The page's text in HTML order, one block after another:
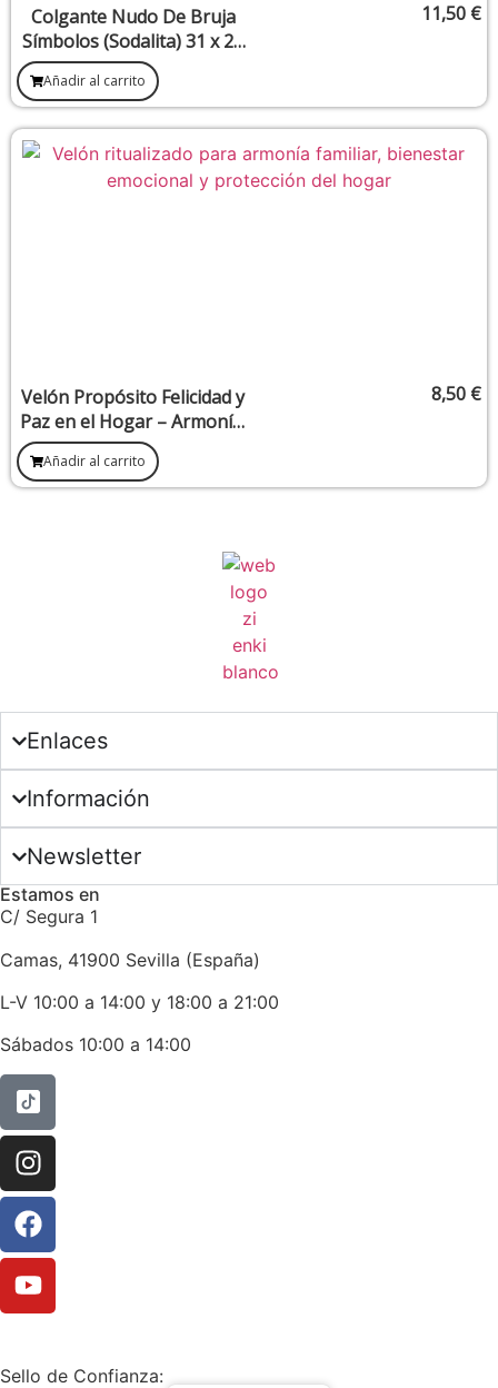
Colgante Nudo De Bruja
Símbolos (Sodalita) 31 x 28
mm
11,50 €
Añadir al carrito
Velón Propósito Felicidad y
Paz en el Hogar – Armonía,
Unión y Bienestar Familiar
8,50 €
Añadir al carrito
Enlaces
Información
Newsletter
Estamos en
C/ Segura 1
Camas, 41900 Sevilla (España)
L-V 10:00 a 14:00 y 18:00 a 21:00
Sábados 10:00 a 14:00
Sello de Confianza: